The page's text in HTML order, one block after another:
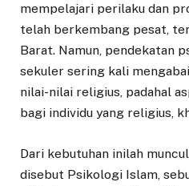
mempelajari perilaku dan
telah berkembang pesat,
Barat. Namun, pendekatan
sekuler sering kali
nilai-nilai religius, padahal
bagi individu yang religius,
Dari kebutuhan inilah
disebut Psikologi Islam,